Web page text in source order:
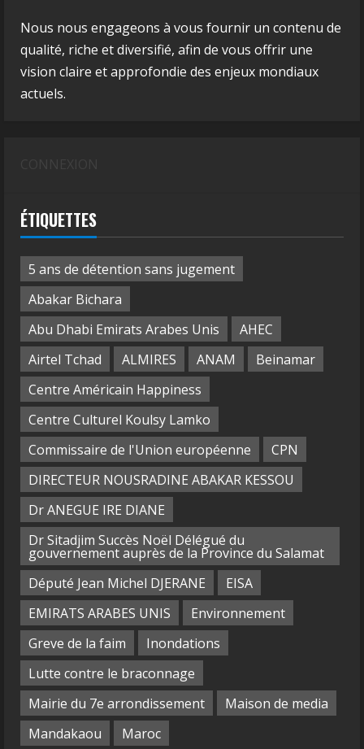
Nous nous engageons à vous fournir un contenu de
qualité, riche et diversifié, afin de vous offrir une
vision claire et approfondie des enjeux mondiaux
actuels.
ÉTIQUETTES
5 ans de détention sans jugement
Abakar Bichara
Abu Dhabi Emirats Arabes Unis
AHEC
Airtel Tchad
ALMIRES ANAM
Beinamar
Centre Américain Happiness
Centre Culturel Koulsy Lamko
Commissaire de l'Union européenne
CPN
DIRECTEUR NOUSRADINE ABAKAR KESSOU
Dr ANEGUE IRE DIANE
Dr Sitadjim Succès Noël Délégué du
gouvernement auprès de la Province du Salamat
Député Jean Michel DJERANE
EISA
EMIRATS ARABES UNIS
Environnement
Greve de la faim
Inondations
Lutte contre le braconnage
Mairie du 7e arrondissement
Maison de media
Mandakaou
Maroc